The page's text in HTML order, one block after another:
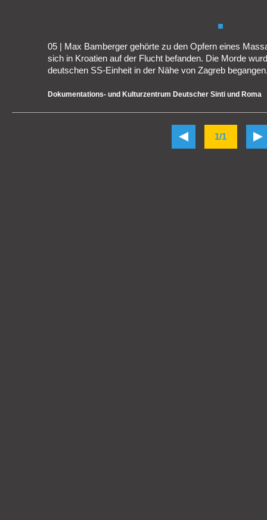
05 | Max Bamberger gehörte zu den Opfern eines
sich in Kroatien auf der Flucht befanden. Die Morde
deutschen SS-Einheit in der Nähe von Zagreb
Dokumentations- und Kulturzentrum Deutscher Sinti und Roma
1/1